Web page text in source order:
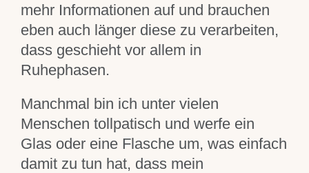
mehr Informationen auf und brauchen
eben auch länger diese zu verarbeiten,
dass geschieht vor allem in
Ruhephasen.
Manchmal bin ich unter vielen
Menschen tollpatisch und werfe ein
Glas oder eine Flasche um, was einfach
damit zu tun hat, dass mein